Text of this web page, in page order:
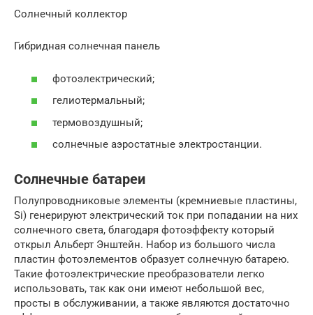
Солнечный коллектор
Гибридная солнечная панель
фотоэлектрический;
гелиотермальный;
термовоздушный;
солнечные аэростатные электростанции.
Солнечные батареи
Полупроводниковые элементы (кремниевые пластины,
Si) генерируют электрический ток при попадании на них
солнечного света, благодаря фотоэффекту который
открыл Альберт Энштейн. Набор из большого числа
пластин фотоэлементов образует солнечную батарею.
Такие фотоэлектрические преобразователи легко
использовать, так как они имеют небольшой вес,
просты в обслуживании, а также являются достаточно